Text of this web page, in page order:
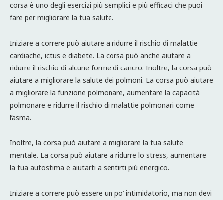
corsa è uno degli esercizi più semplici e più efficaci che puoi
fare per migliorare la tua salute.
Iniziare a correre può aiutare a ridurre il rischio di malattie
cardiache, ictus e diabete. La corsa può anche aiutare a
ridurre il rischio di alcune forme di cancro. Inoltre, la corsa può
aiutare a migliorare la salute dei polmoni. La corsa può aiutare
a migliorare la funzione polmonare, aumentare la capacità
polmonare e ridurre il rischio di malattie polmonari come
l’asma.
Inoltre, la corsa può aiutare a migliorare la tua salute
mentale. La corsa può aiutare a ridurre lo stress, aumentare
la tua autostima e aiutarti a sentirti più energico.
Iniziare a correre può essere un po’ intimidatorio, ma non devi